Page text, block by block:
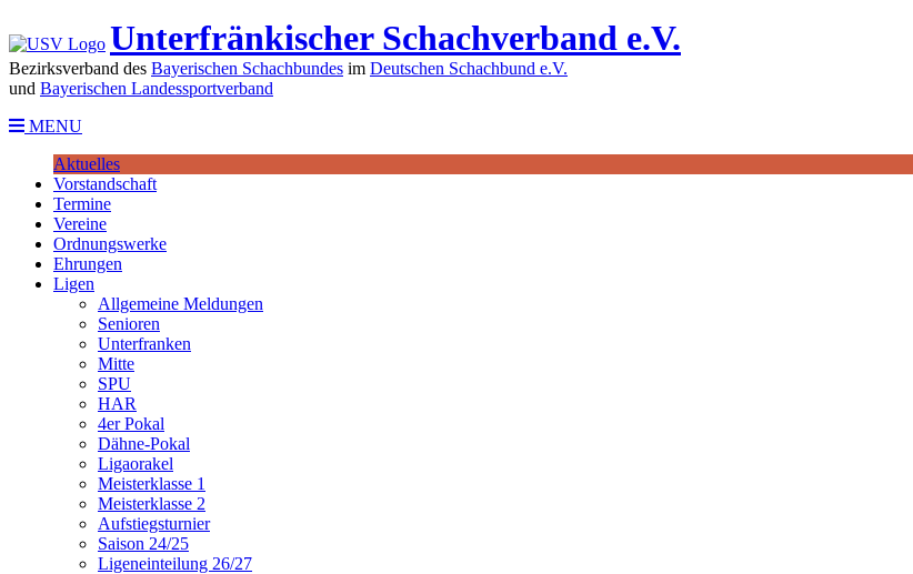
Unterfränkischer Schachverband e.V.
Bezirksverband des Bayerischen Schachbundes im Deutschen Schachbund e.V.
und Bayerischen Landessportverband
MENU
Aktuelles
Vorstandschaft
Termine
Vereine
Ordnungswerke
Ehrungen
Ligen
Allgemeine Meldungen
Senioren
Unterfranken
Mitte
SPU
HAR
4er Pokal
Dähne-Pokal
Ligaorakel
Meisterklasse 1
Meisterklasse 2
Aufstiegsturnier
Saison 24/25
Ligeneinteilung 26/27